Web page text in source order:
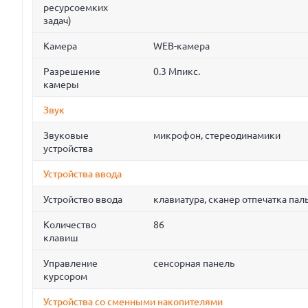
ресурсоемких
задач)
Камера WEB-камера
Разрешение
камеры
0.3 Мпикс.
Звук
Звуковые
устройства
микрофон, стереодинамики
Устройства ввода
Устройство ввода клавиатура, cканер отпечатка
Количество
клавиш
86
Управление
курсором
сенсорная панель
Устройства со сменными накопителями